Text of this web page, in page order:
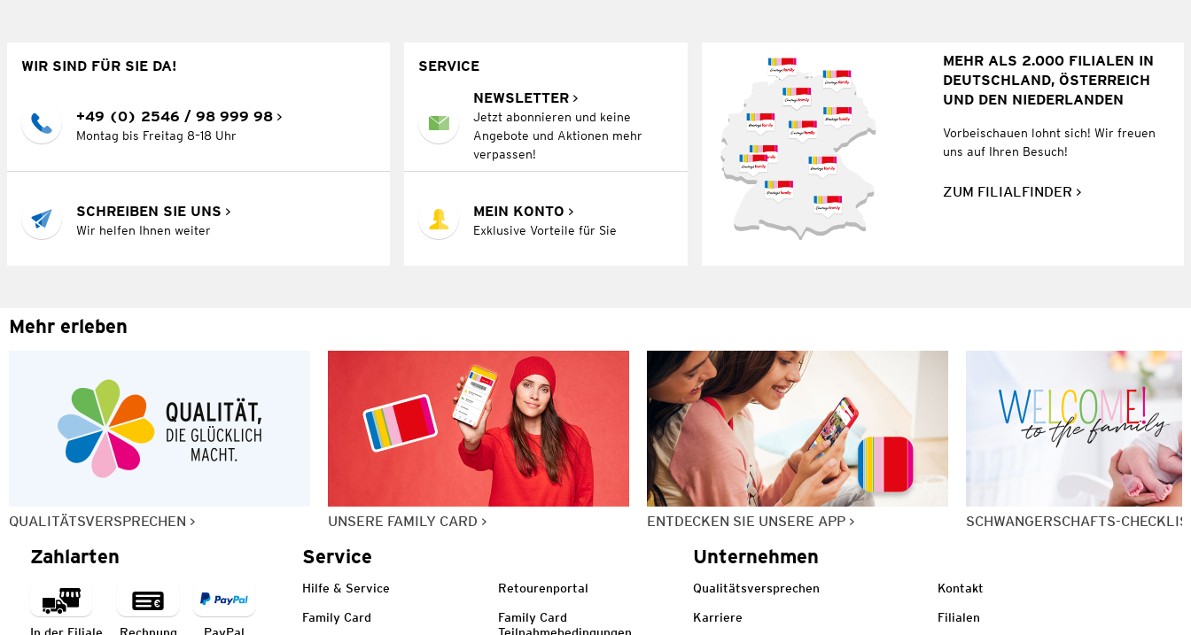
WIR SIND FÜR SIE DA!
+49 (0) 2546 / 98 999 98
Montag bis Freitag 8–18 Uhr
SCHREIBEN SIE UNS
Wir helfen Ihnen weiter
SERVICE
NEWSLETTER
Jetzt abonnieren und keine
Angebote und Aktionen mehr
verpassen!
MEIN KONTO
Exklusive Vorteile für Sie
MEHR ALS 2.000 FILIALEN IN
DEUTSCHLAND, ÖSTERREICH
UND DEN NIEDERLANDEN
Vorbeischauen lohnt sich! Wir freuen
uns auf Ihren Besuch!
ZUM FILIALFINDER
Mehr erleben
QUALITÄTSVERSPRECHEN UNSERE FAMILY CARD ENTDECKEN SIE UNSERE APP SCHWANGERSCHAFTS-
Zahlarten Service
Hilfe & Service Retourenportal
Family Card
Family Card
Unternehmen
Qualitätsversprechen Kontakt
Karriere Filialen